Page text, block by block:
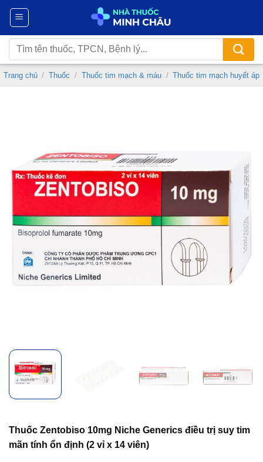
Chuyển
nội
dung
Tìm
kiếm:
Trang chủ / Thuốc / Thuốc tim mạch & máu / Thuốc tim mạch huyết áp
Thuốc Zentobiso 10mg Niche Generics điều trị suy tim
mãn tính ổn định (2 vỉ x 14 viên)